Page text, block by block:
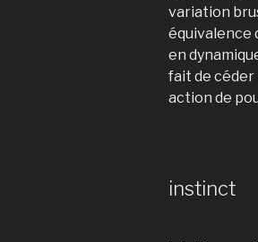
variation
équivalence
en
fait de céder
action de
instinct